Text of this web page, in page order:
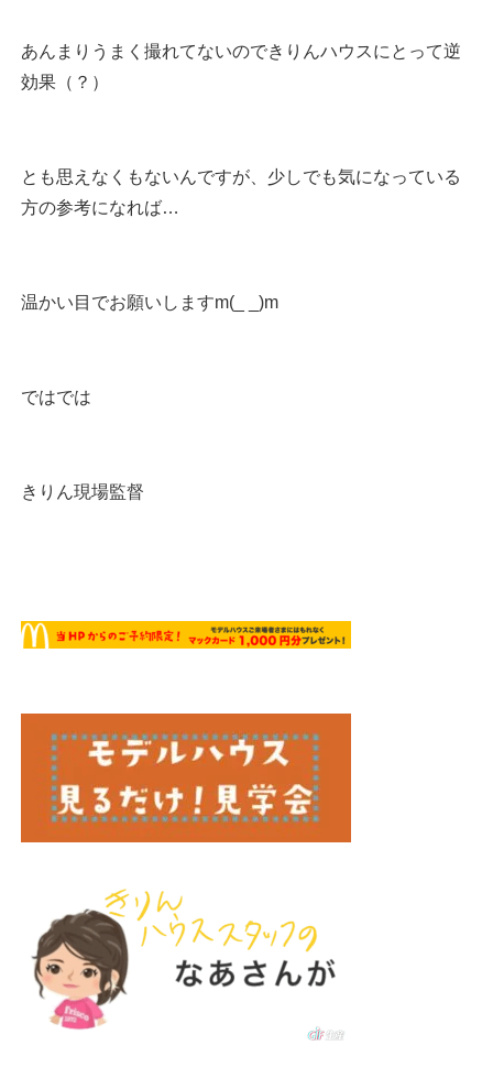
あんまりうまく撮れてないのできりんハウスにとって逆
効果（？）
とも思えなくもないんですが、少しでも気になっている
方の参考になれば…
温かい目でお願いしますm(_ _)m
ではでは
きりん現場監督